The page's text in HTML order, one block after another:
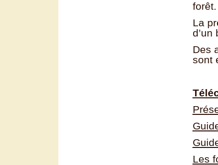
forêt.
La
d’un
Des
sont
Les